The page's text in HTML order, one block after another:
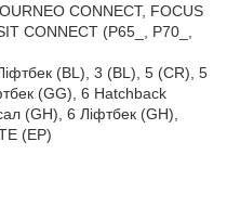
CONNECT, FOCUS
CONNECT (P65_, P70_,
(BL), 3 (BL), 5 (CR), 5
(GG), 6 Hatchback
(GH), 6 Ліфтбек (GH),
(EP)